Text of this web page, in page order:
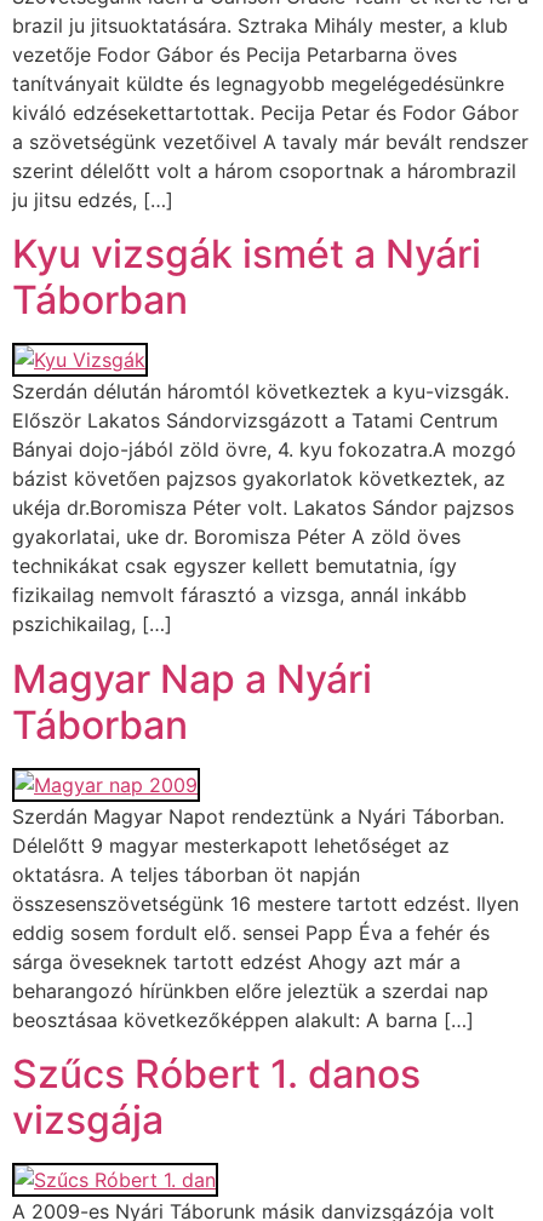
brazil ju jitsuoktatására. Sztraka Mihály mester, a klub
vezetője Fodor Gábor és Pecija Petarbarna öves
tanítványait küldte és legnagyobb megelégedésünkre
kiváló edzésekettartottak. Pecija Petar és Fodor Gábor
a szövetségünk vezetőivel A tavaly már bevált rendszer
szerint délelőtt volt a három csoportnak a hárombrazil
ju jitsu edzés, […]
Kyu vizsgák ismét a Nyári
Táborban
Szerdán délután háromtól következtek a kyu-vizsgák.
Először Lakatos Sándorvizsgázott a Tatami Centrum
Bányai dojo-jából zöld övre, 4. kyu fokozatra.A mozgó
bázist követően pajzsos gyakorlatok következtek, az
ukéja dr.Boromisza Péter volt. Lakatos Sándor pajzsos
gyakorlatai, uke dr. Boromisza Péter A zöld öves
technikákat csak egyszer kellett bemutatnia, így
fizikailag nemvolt fárasztó a vizsga, annál inkább
pszichikailag, […]
Magyar Nap a Nyári
Táborban
Szerdán Magyar Napot rendeztünk a Nyári Táborban.
Délelőtt 9 magyar mesterkapott lehetőséget az
oktatásra. A teljes táborban öt napján
összesenszövetségünk 16 mestere tartott edzést. Ilyen
eddig sosem fordult elő. sensei Papp Éva a fehér és
sárga öveseknek tartott edzést Ahogy azt már a
beharangozó hírünkben előre jeleztük a szerdai nap
beosztásaa következőképpen alakult: A barna […]
Szűcs Róbert 1. danos
vizsgája
A 2009-es Nyári Táborunk másik danvizsgázója volt